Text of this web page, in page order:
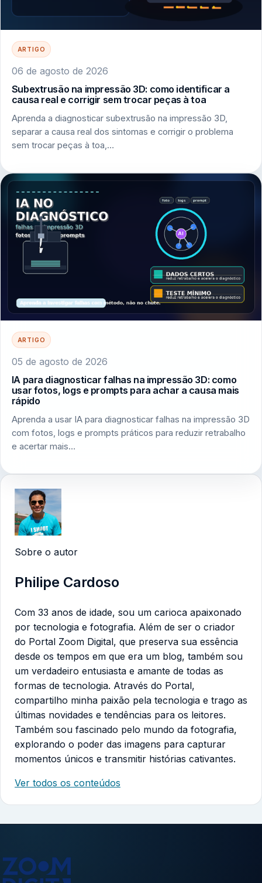
ARTIGO
06 de agosto de 2026
Subextrusão na impressão 3D: como identificar a
causa real e corrigir sem trocar peças à toa
Aprenda a diagnosticar subextrusão na impressão 3D,
separar a causa real dos sintomas e corrigir o problema
sem trocar peças à toa,…
ARTIGO
05 de agosto de 2026
IA para diagnosticar falhas na impressão 3D: como
usar fotos, logs e prompts para achar a causa mais
rápido
Aprenda a usar IA para diagnosticar falhas na impressão 3D
com fotos, logs e prompts práticos para reduzir retrabalho
e acertar mais…
Sobre o autor
Philipe Cardoso
Com 33 anos de idade, sou um carioca apaixonado
por tecnologia e fotografia. Além de ser o criador
do Portal Zoom Digital, que preserva sua essência
desde os tempos em que era um blog, também sou
um verdadeiro entusiasta e amante de todas as
formas de tecnologia. Através do Portal,
compartilho minha paixão pela tecnologia e trago as
últimas novidades e tendências para os leitores.
Também sou fascinado pelo mundo da fotografia,
explorando o poder das imagens para capturar
momentos únicos e transmitir histórias cativantes.
Ver todos os conteúdos